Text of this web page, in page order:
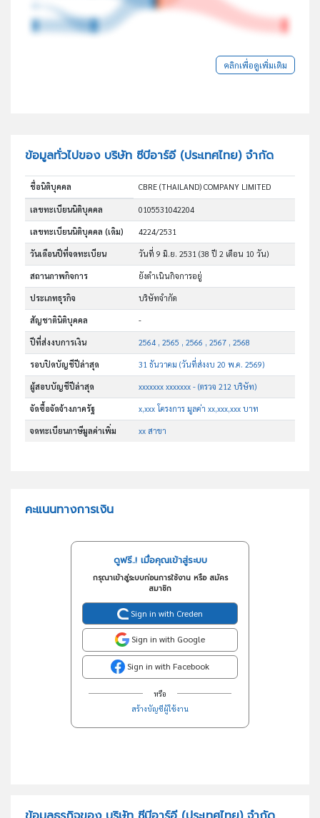
คลิกเพื่อดูเพิ่มเติม
ข้อมูลทั่วไปของ บริษัท ซีบีอาร์อี (ประเทศไทย) จำกัด
ชื่อนิติบุคคล CBRE (THAILAND) COMPANY LIMITED
เลขทะเบียนนิติบุคคล 0105531042204
เลขทะเบียนนิติบุคคล (เดิม) 4224/2531
วันเดือนปีที่จดทะเบียน วันที่ 9 มิ.ย. 2531(38 ปี 2 เดือน 10 วัน)
สถานภาพกิจการ ยังดำเนินกิจการอยู่
ประเภทธุรกิจ บริษัทจำกัด
สัญชาตินิติบุคคล -
ปีที่ส่งงบการเงิน 2564 , 2565 , 2566 , 2567 , 2568
รอบปิดบัญชีปีล่าสุด 31 ธันวาคม (วันที่ส่งงบ 20 พ.ค. 2569)
ผู้สอบบัญชีปีล่าสุด xxxxxxx xxxxxxx - (ตรวจ 212 บริษัท)
จัดซื้อจัดจ้างภาครัฐ x,xxx โครงการ มูลค่า xx,xxx,xxx บาท
จดทะเบียนภาษีมูลค่าเพิ่ม xx สาขา
คะแนนทางการเงิน
ดูฟรี..! เมื่อคุณเข้าสู่ระบบ
กรุณาเข้าสู่ระบบก่อนการใช้งาน หรือ สมัคร
สมาชิก
Sign in with Creden
Sign in with Google
Sign in with Facebook
หรือ
สร้างบัญชีผู้ใช้งาน